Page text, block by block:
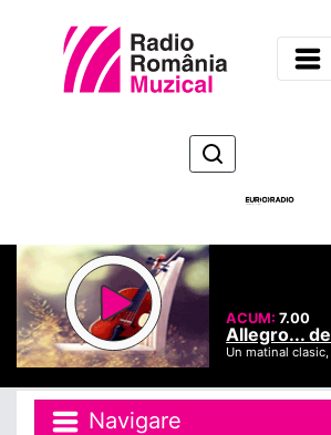
ACUM:7.00
Allegro...
Un matinal
Navigare